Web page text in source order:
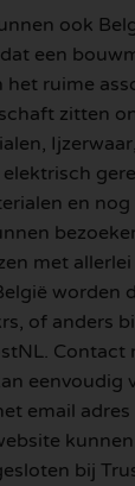
ook
een
het ruime
zitten
en nog
met
worden
of anders
Contact
eenvoudig
email
bij